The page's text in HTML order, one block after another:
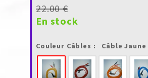
22.00 €
En stock
Couleur Câbles : Câble Jaune